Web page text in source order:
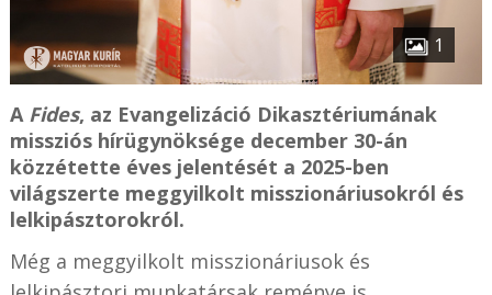
1
A Fides, az Evangelizáció Dikasztériumának
missziós hírügynöksége december 30-án
közzétette éves jelentését a 2025-ben
világszerte meggyilkolt misszionáriusokról és
lelkipásztorokról.
Még a meggyilkolt misszionáriusok és